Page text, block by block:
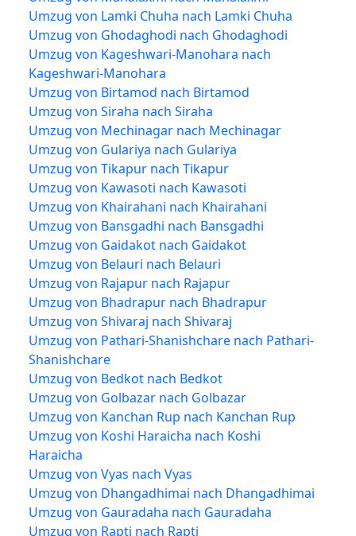
Umzug von Lamki Chuha nach Lamki Chuha
Umzug von Ghodaghodi nach Ghodaghodi
Umzug von Kageshwari-Manohara nach
Kageshwari-Manohara
Umzug von Birtamod nach Birtamod
Umzug von Siraha nach Siraha
Umzug von Mechinagar nach Mechinagar
Umzug von Gulariya nach Gulariya
Umzug von Tikapur nach Tikapur
Umzug von Kawasoti nach Kawasoti
Umzug von Khairahani nach Khairahani
Umzug von Bansgadhi nach Bansgadhi
Umzug von Gaidakot nach Gaidakot
Umzug von Belauri nach Belauri
Umzug von Rajapur nach Rajapur
Umzug von Bhadrapur nach Bhadrapur
Umzug von Shivaraj nach Shivaraj
Umzug von Pathari-Shanishchare nach Pathari-
Shanishchare
Umzug von Bedkot nach Bedkot
Umzug von Golbazar nach Golbazar
Umzug von Kanchan Rup nach Kanchan Rup
Umzug von Koshi Haraicha nach Koshi
Haraicha
Umzug von Vyas nach Vyas
Umzug von Dhangadhimai nach Dhangadhimai
Umzug von Gauradaha nach Gauradaha
Umzug von Rapti nach Rapti